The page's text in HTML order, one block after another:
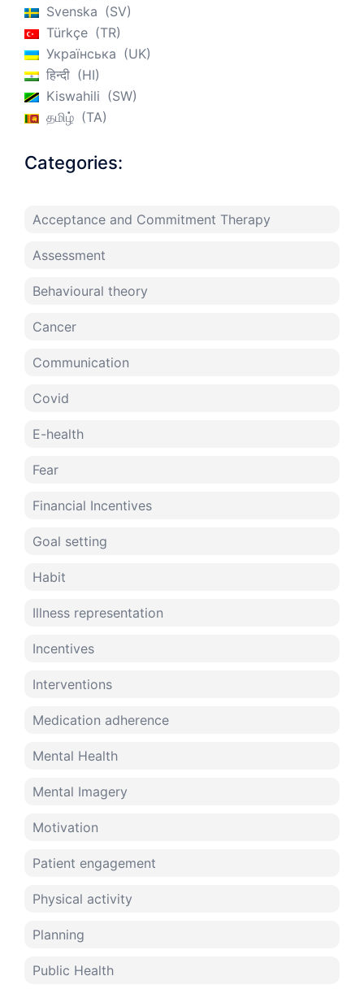
Svenska
SV
Türkçe
TR
Українська
UK
हिन्दी
HI
Kiswahili
SW
தமிழ்
TA
Categories:
Acceptance and Commitment Therapy
Assessment
Behavioural theory
Cancer
Communication
Covid
E-health
Fear
Financial Incentives
Goal setting
Habit
Illness representation
Incentives
Interventions
Medication adherence
Mental Health
Mental Imagery
Motivation
Patient engagement
Physical activity
Planning
Public Health